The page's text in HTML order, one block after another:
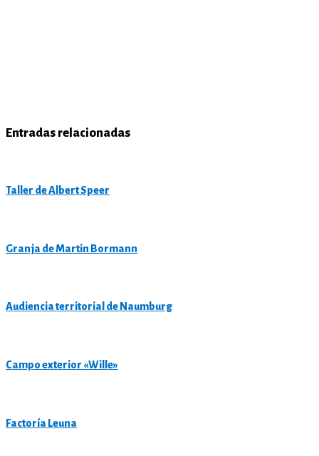
Entradas relacionadas
Taller de Albert Speer
Granja de Martin Bormann
Audiencia territorial de Naumburg
Campo exterior «Wille»
Factoría Leuna